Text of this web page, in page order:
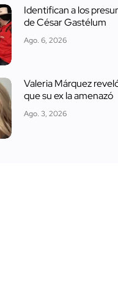
Identifican a los
de César Gastélum
Ago. 6, 2026
Valeria Márquez
que su ex la amenazó
Ago. 3, 2026